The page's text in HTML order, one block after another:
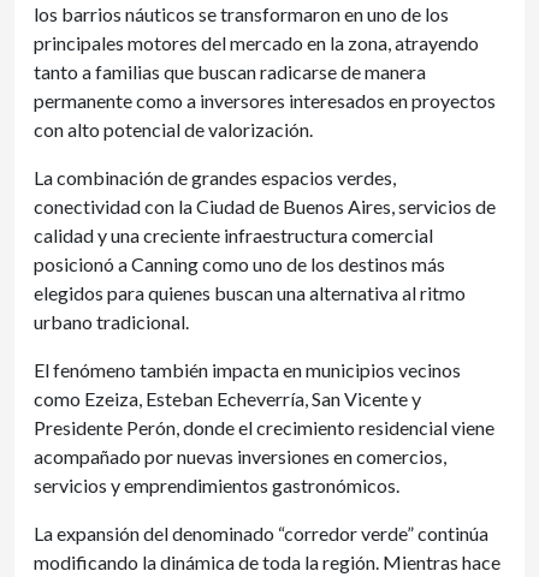
los barrios náuticos se transformaron en uno de los
principales motores del mercado en la zona, atrayendo
tanto a familias que buscan radicarse de manera
permanente como a inversores interesados en proyectos
con alto potencial de valorización.
La combinación de grandes espacios verdes,
conectividad con la Ciudad de Buenos Aires, servicios de
calidad y una creciente infraestructura comercial
posicionó a Canning como uno de los destinos más
elegidos para quienes buscan una alternativa al ritmo
urbano tradicional.
El fenómeno también impacta en municipios vecinos
como Ezeiza, Esteban Echeverría, San Vicente y
Presidente Perón, donde el crecimiento residencial viene
acompañado por nuevas inversiones en comercios,
servicios y emprendimientos gastronómicos.
La expansión del denominado “corredor verde” continúa
modificando la dinámica de toda la región. Mientras hace